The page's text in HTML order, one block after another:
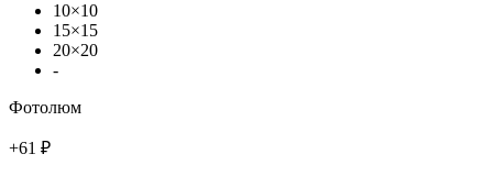
10×10
15×15
20×20
-
Фотолюм
+61 ₽